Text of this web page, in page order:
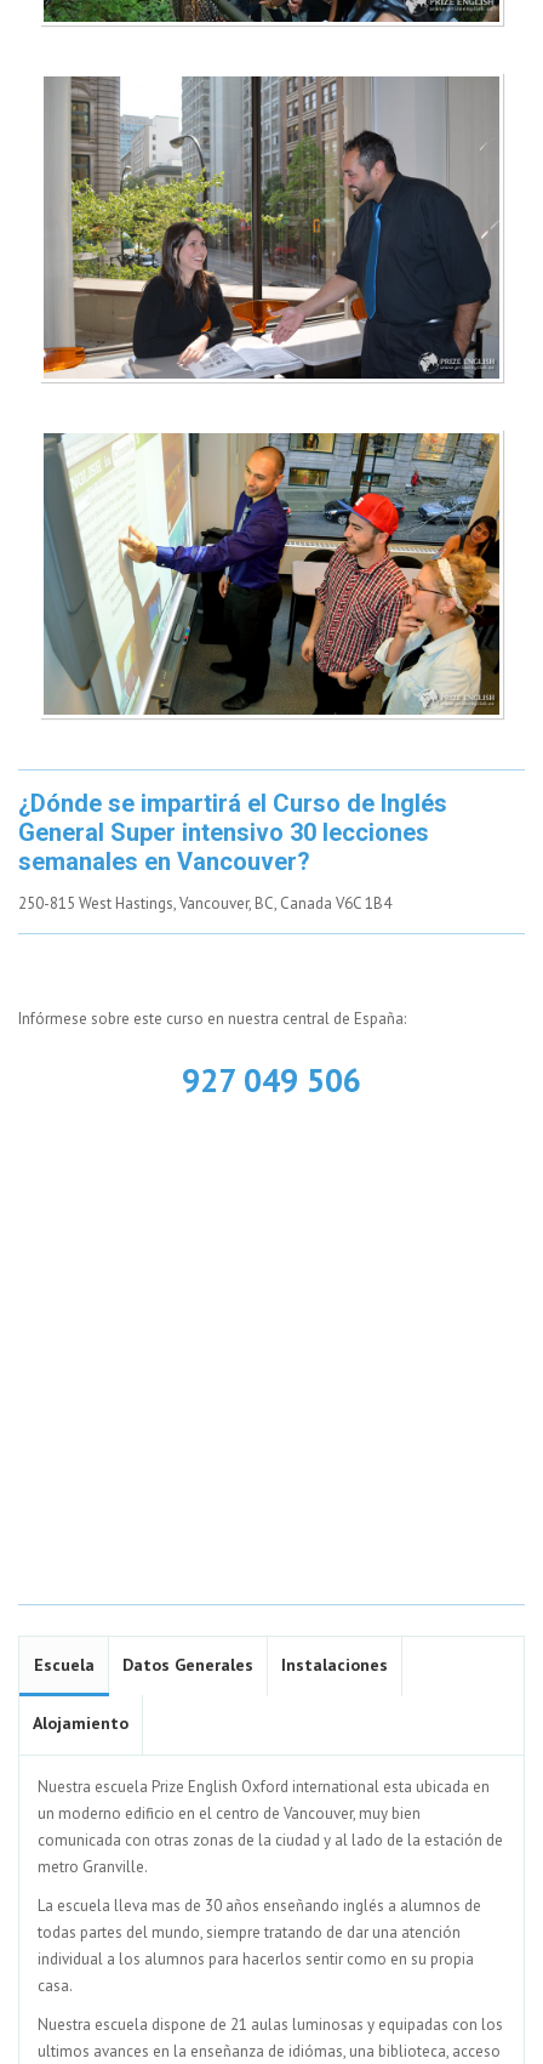
¿Dónde se impartirá el Curso de Inglés
General Super intensivo 30 lecciones
semanales en Vancouver?
250-815 West Hastings, Vancouver, BC, Canada V6C 1B4
Infórmese sobre este curso en nuestra central de España:
927 049 506
Escuela Datos Generales Instalaciones
Alojamiento
Nuestra escuela Prize English Oxford international esta ubicada en
un moderno edificio en el centro de Vancouver, muy bien
comunicada con otras zonas de la ciudad y al lado de la estación de
metro Granville.
La escuela lleva mas de 30 años enseñando inglés a alumnos de
todas partes del mundo, siempre tratando de dar una atención
individual a los alumnos para hacerlos sentir como en su propia
casa.
Nuestra escuela dispone de 21 aulas luminosas y equipadas con los
ultimos avances en la enseñanza de idiómas, una biblioteca, acceso